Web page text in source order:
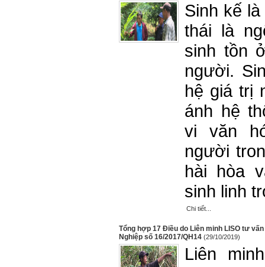
Sinh kế
thái là
sinh tồn
người.
hệ giá trị
ánh hệ
vi văn
người
hài hòa
sinh linh
Chi tiết...
Tổng hợp 17 Điều do Liên minh LISO tư
Nghiệp số 16/2017/QH14 (29/10/2019)
Liên